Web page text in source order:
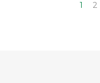
1 2